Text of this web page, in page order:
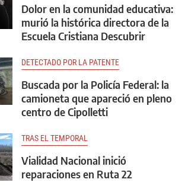
Dolor en la comunidad educativa:
murió la histórica directora de la
Escuela Cristiana Descubrir
DETECTADO POR LA PATENTE
Buscada por la Policía Federal: la
camioneta que apareció en pleno
centro de Cipolletti
TRAS EL TEMPORAL
Vialidad Nacional inició
reparaciones en Ruta 22